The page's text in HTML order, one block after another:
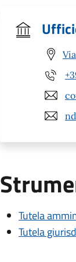
Tutela
Tutela